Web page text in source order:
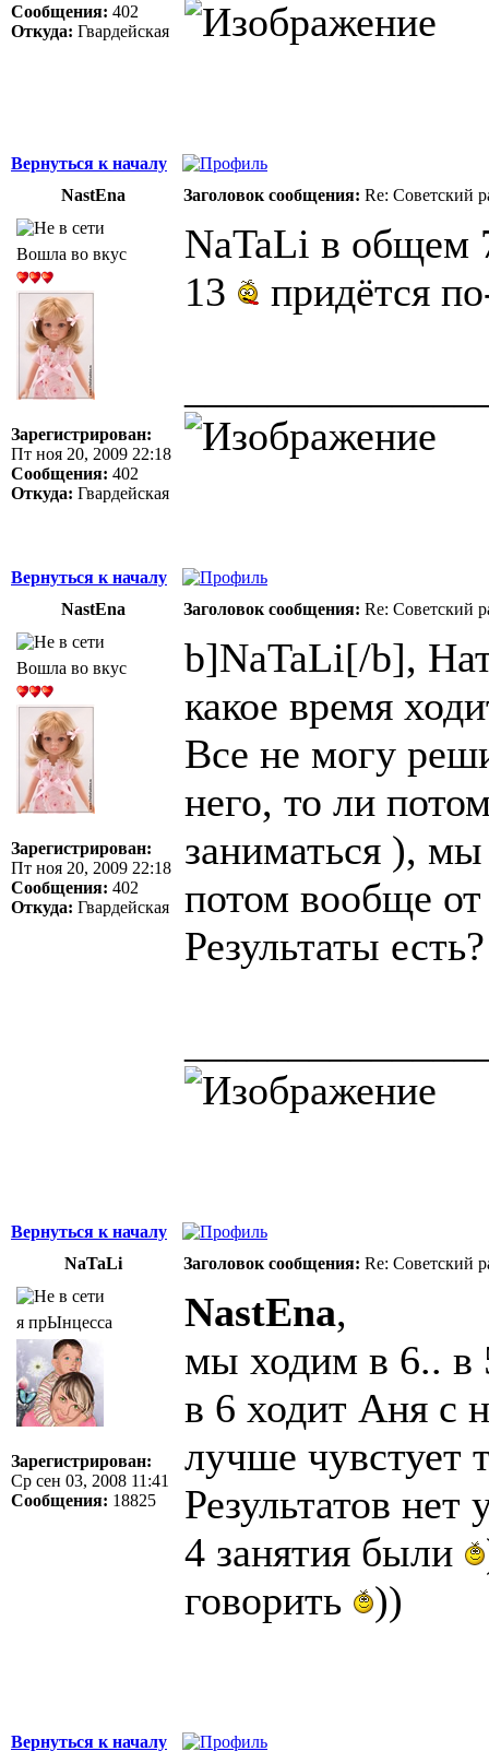
Сообщения: 402
Откуда: Гвардейская
Вернуться к началу
NastEna
Заголовок сообщения: Re: Советский
Вошла во вкус
Зарегистрирован:
Пт ноя 20, 2009 22:18
Сообщения: 402
Откуда: Гвардейская
NaTaLi в общем
13
придётся
Вернуться к началу
NastEna
Заголовок сообщения: Re: Советский
Вошла во вкус
Зарегистрирован:
Пт ноя 20, 2009 22:18
Сообщения: 402
Откуда: Гвардейская
b]NaTaLi[/b],
какое время
Все не могу
него, то ли
заниматься ),
потом вообще от
Результаты
Вернуться к началу
NaTaLi
Заголовок сообщения: Re: Советский
я прЫнцесса
Зарегистрирован:
Ср сен 03, 2008 11:41
Сообщения: 18825
NastEna,
мы ходим в 6.. в
в 6 ходит Аня с
лучше чувстует
Результатов
4 занятия были
говорить
))
Вернуться к началу